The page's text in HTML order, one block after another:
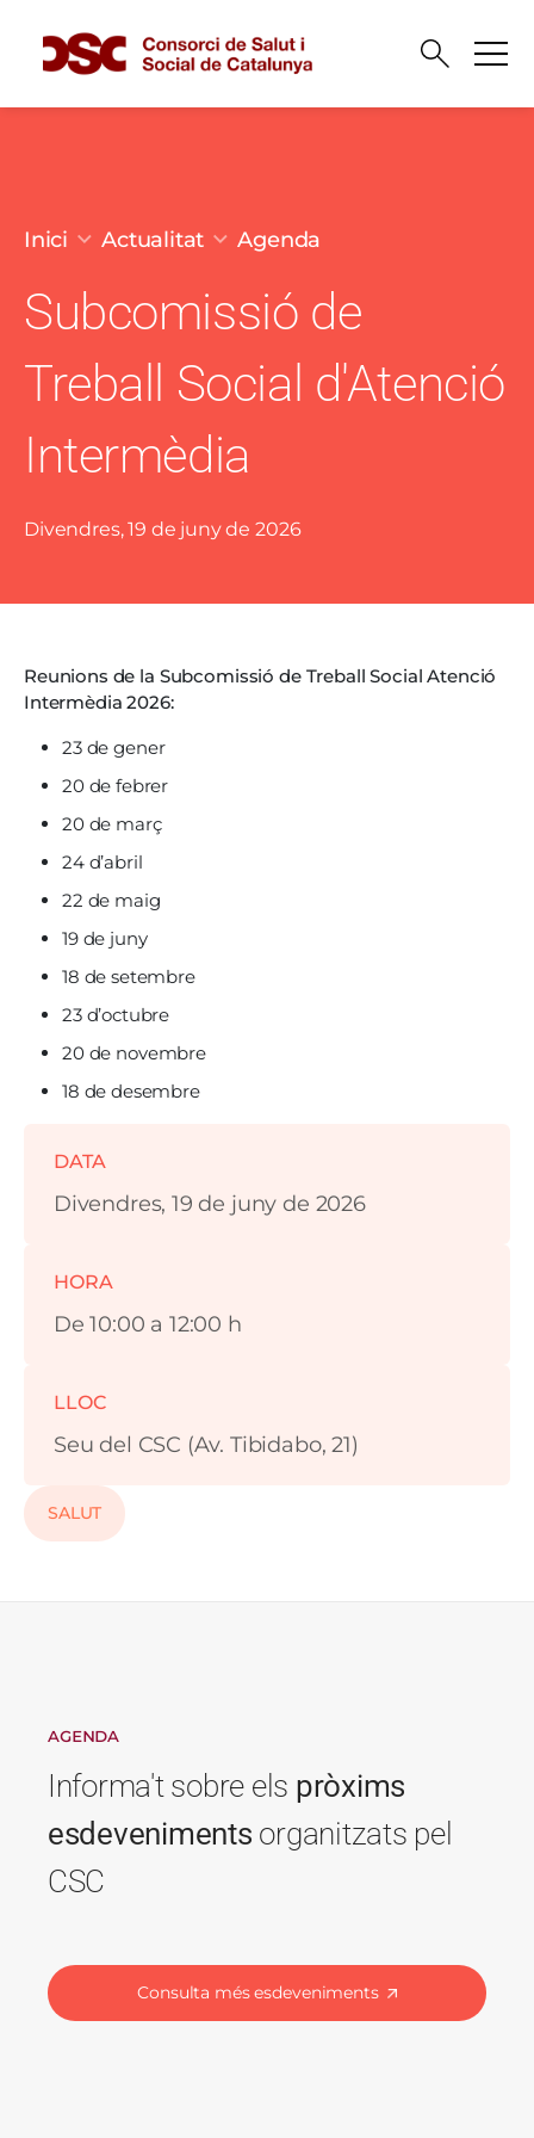
Fil d'ariadna
Inici Actualitat Agenda
Subcomissió de
Treball Social d'Atenció
Intermèdia
Divendres, 19 de juny de 2026
Reunions de la Subcomissió de Treball Social Atenció
Intermèdia 2026:
23 de gener
20 de febrer
20 de març
24 d’abril
22 de maig
19 de juny
18 de setembre
23 d’octubre
20 de novembre
18 de desembre
DATA
Divendres, 19 de juny de 2026
HORA
De 10:00 a 12:00 h
LLOC
Seu del CSC (Av. Tibidabo, 21)
SALUT
AGENDA
Informa't sobre els pròxims
esdeveniments organitzats pel
CSC
Consulta més esdeveniments